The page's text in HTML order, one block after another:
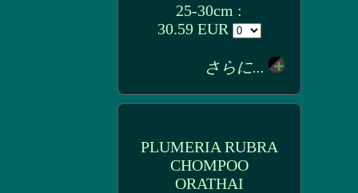
25-30cm :
30.59 EUR
さらに...
PLUMERIA RUBRA
CHOMPOO
ORATHAI